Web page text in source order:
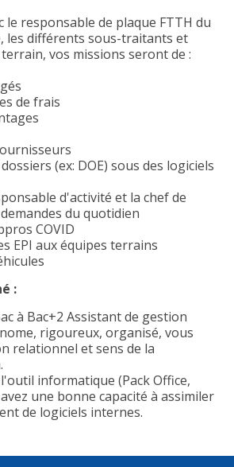
le responsable de plaque FTTH du
les différents sous-traitants et
vos missions seront de :
de frais
(ex: DOE) sous des logiciels
d'activité et la chef de
du quotidien
COVID
EPI aux équipes terrains
:
à Bac+2 Assistant de gestion
rigoureux, organisé, vous
relationnel et sens de la
informatique (Pack Office,
une bonne capacité à assimiler
de logiciels internes.